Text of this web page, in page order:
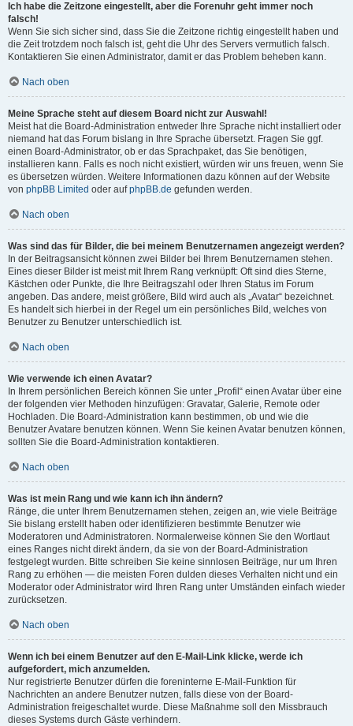
Ich habe die Zeitzone eingestellt, aber die Forenuhr geht immer noch
falsch!
Wenn Sie sich sicher sind, dass Sie die Zeitzone richtig eingestellt haben und
die Zeit trotzdem noch falsch ist, geht die Uhr des Servers vermutlich falsch.
Kontaktieren Sie einen Administrator, damit er das Problem beheben kann.
Nach oben
Meine Sprache steht auf diesem Board nicht zur Auswahl!
Meist hat die Board-Administration entweder Ihre Sprache nicht installiert oder
niemand hat das Forum bislang in Ihre Sprache übersetzt. Fragen Sie ggf.
einen Board-Administrator, ob er das Sprachpaket, das Sie benötigen,
installieren kann. Falls es noch nicht existiert, würden wir uns freuen, wenn Sie
es übersetzen würden. Weitere Informationen dazu können auf der Website
von phpBB Limited oder aufphpBB.de gefunden werden.
Nach oben
Was sind das für Bilder, die bei meinem Benutzernamen angezeigt werden?
In der Beitragsansicht können zwei Bilder bei Ihrem Benutzernamen stehen.
Eines dieser Bilder ist meist mit Ihrem Rang verknüpft: Oft sind dies Sterne,
Kästchen oder Punkte, die Ihre Beitragszahl oder Ihren Status im Forum
angeben. Das andere, meist größere, Bild wird auch als „Avatar“ bezeichnet.
Es handelt sich hierbei in der Regel um ein persönliches Bild, welches von
Benutzer zu Benutzer unterschiedlich ist.
Nach oben
Wie verwende ich einen Avatar?
In Ihrem persönlichen Bereich können Sie unter „Profil“ einen Avatar über eine
der folgenden vier Methoden hinzufügen: Gravatar, Galerie, Remote oder
Hochladen. Die Board-Administration kann bestimmen, ob und wie die
Benutzer Avatare benutzen können. Wenn Sie keinen Avatar benutzen können,
sollten Sie die Board-Administration kontaktieren.
Nach oben
Was ist mein Rang und wie kann ich ihn ändern?
Ränge, die unter Ihrem Benutzernamen stehen, zeigen an, wie viele Beiträge
Sie bislang erstellt haben oder identifizieren bestimmte Benutzer wie
Moderatoren und Administratoren. Normalerweise können Sie den Wortlaut
eines Ranges nicht direkt ändern, da sie von der Board-Administration
festgelegt wurden. Bitte schreiben Sie keine sinnlosen Beiträge, nur um Ihren
Rang zu erhöhen — die meisten Foren dulden dieses Verhalten nicht und ein
Moderator oder Administrator wird Ihren Rang unter Umständen einfach wieder
zurücksetzen.
Nach oben
Wenn ich bei einem Benutzer auf den E-Mail-Link klicke, werde ich
aufgefordert, mich anzumelden.
Nur registrierte Benutzer dürfen die foreninterne E-Mail-Funktion für
Nachrichten an andere Benutzer nutzen, falls diese von der Board-
Administration freigeschaltet wurde. Diese Maßnahme soll den Missbrauch
dieses Systems durch Gäste verhindern.